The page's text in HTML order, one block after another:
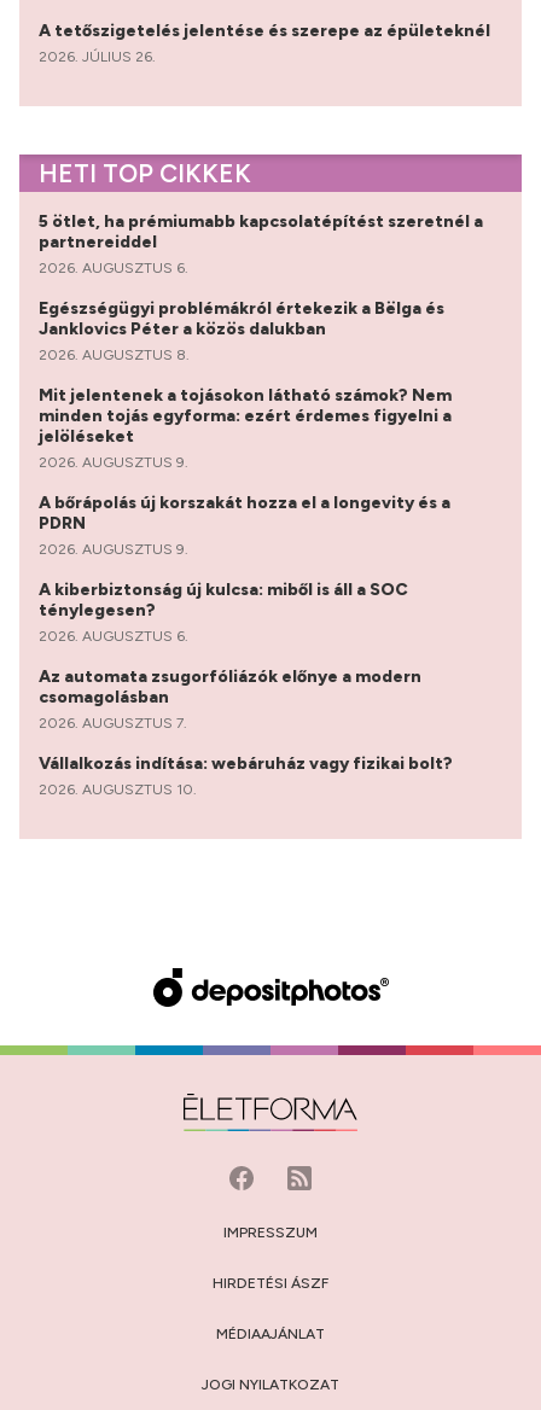
A tetőszigetelés jelentése és szerepe az épületeknél
2026. JÚLIUS 26.
HETI TOP CIKKEK
5 ötlet, ha prémiumabb kapcsolatépítést szeretnél a
partnereiddel
2026. AUGUSZTUS 6.
Egészségügyi problémákról értekezik a Bëlga és
Janklovics Péter a közös dalukban
2026. AUGUSZTUS 8.
Mit jelentenek a tojásokon látható számok? Nem
minden tojás egyforma: ezért érdemes figyelni a
jelöléseket
2026. AUGUSZTUS 9.
A bőrápolás új korszakát hozza el a longevity és a
PDRN
2026. AUGUSZTUS 9.
A kiberbiztonság új kulcsa: miből is áll a SOC
ténylegesen?
2026. AUGUSZTUS 6.
Az automata zsugorfóliázók előnye a modern
csomagolásban
2026. AUGUSZTUS 7.
Vállalkozás indítása: webáruház vagy fizikai bolt?
2026. AUGUSZTUS 10.
IMPRESSZUM
HIRDETÉSI ÁSZF
MÉDIAAJÁNLAT
JOGI NYILATKOZAT